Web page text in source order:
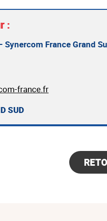
:
Synercom France Grand
france.fr
SUD